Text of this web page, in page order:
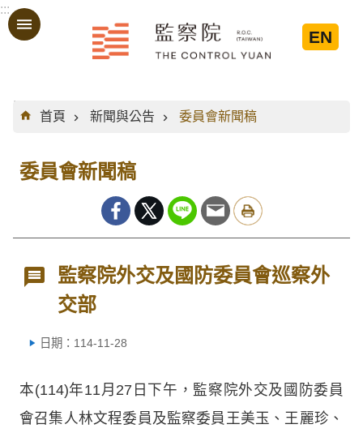
跳到主要內容區塊
:::
EN
:::
首頁
新聞與公告 委員會新聞稿
委員會新聞稿
監察院外交及國防委員會巡察外
交部
日期：114-11-28
本(114)年11月27日下午，監察院外交及國防委員
會召集人林文程委員及監察委員王美玉、王麗珍、